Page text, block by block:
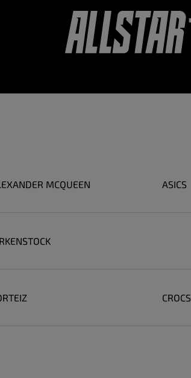
MCQUEEN ASICS
CROCS